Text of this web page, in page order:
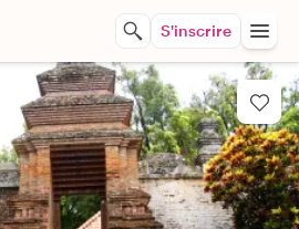
S'inscrire